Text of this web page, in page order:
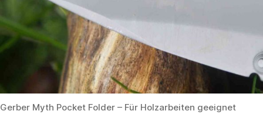
Gerber Myth Pocket Folder – Für Holzarbeiten geeignet